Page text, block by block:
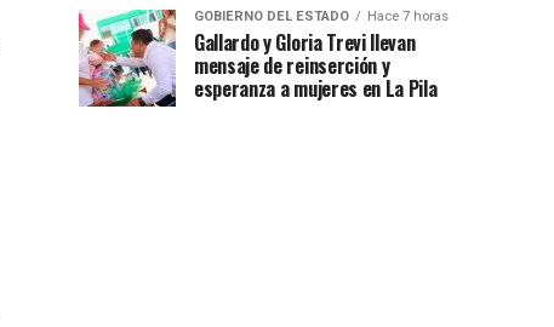
GOBIERNO DEL ESTADO Hace 7 horas
Gallardo y Gloria Trevi llevan
mensaje de reinserción y
esperanza a mujeres en La Pila